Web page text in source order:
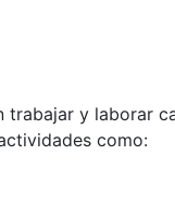
y laborar
como: